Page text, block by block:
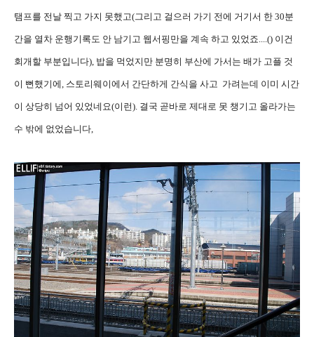
탬프를 전날 찍고 가지 못했고(그리고 걸으러 가기 전에 거기서 한 30분
간을 열차 운행기록도 안 남기고 웹서핑만을 계속 하고 있었죠....() 이건
회개할 부분입니다), 밥을 먹었지만 분명히 부산에 가서는 배가 고플 것
이 뻔했기에, 스토리웨이에서 간단하게 간식을 사고 가려는데 이미 시간
이 상당히 넘어 있었네요(이런). 결국 곧바로 제대로 못 챙기고 올라가는
수 밖에 없었습니다,